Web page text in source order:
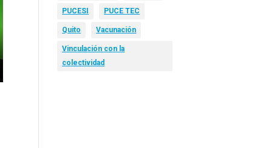
PUCESI PUCE TEC
Quito Vacunación
Vinculación con la
colectividad